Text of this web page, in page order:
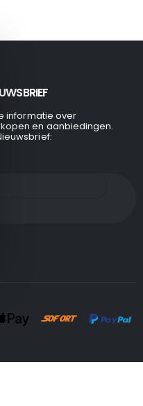
informatie over
en aanbiedingen.